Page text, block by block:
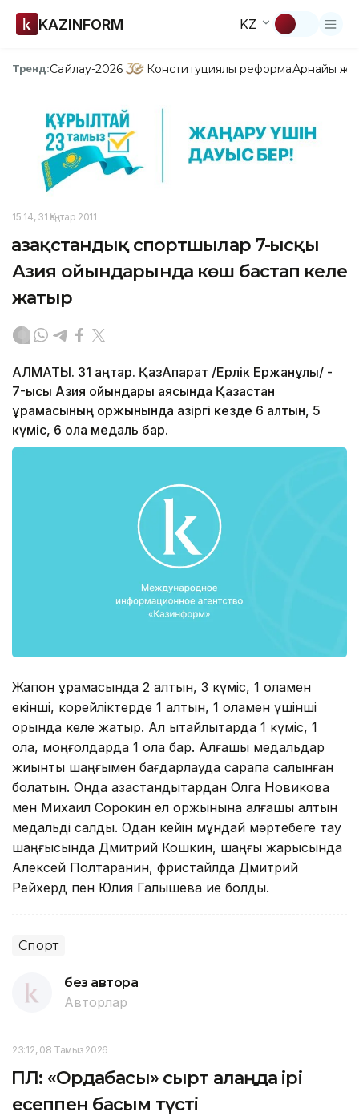
KAZINFORM KZ
Тренд:Сайлау-2026 Конституциялық реформаАрнайы
15:14, 31 Қаңтар 2011
Қазақстандық спортшылар 7-Қысқы
Азия ойындарында көш бастап келе
жатыр
АЛМАТЫ. 31 қаңтар. ҚазАқпарат /Ерлік Ержанұлы/ -
7-қысқы Азия ойындары аясында Қазақстан
құрамасының қоржынында қазіргі кезде 6 алтын, 5
күміс, 6 қола медаль бар.
Жапон құрамасында 2 алтын, 3 күміс, 1 қоламен
екінші, корейліктерде 1 алтын, 1 қоламен үшінші
орында келе жатыр. Ал қытайлықтарда 1 күміс, 1
қола, моңғолдарда 1 қола бар. Алғашқы медальдар
жиынты шаңғымен бағдарлауда сарапқа салынған
болатын. Онда қазақстандықтардан Олга Новикова
мен Михаил Сорокин ел қоржынына алғашқы алтын
медальді салды. Одан кейін мұндай мәртебеге тау
шаңғысында Дмитрий Кошкин, шаңғы жарысында
Алексей Полтаранин, фристайлда Дмитрий
Рейхерд пен Юлия Галышева ие болды.
Спорт
без автора
Авторлар
23:12, 08 Тамыз 2026
ҚПЛ: «Ордабасы» сырт алаңда ірі
есеппен басым түсті